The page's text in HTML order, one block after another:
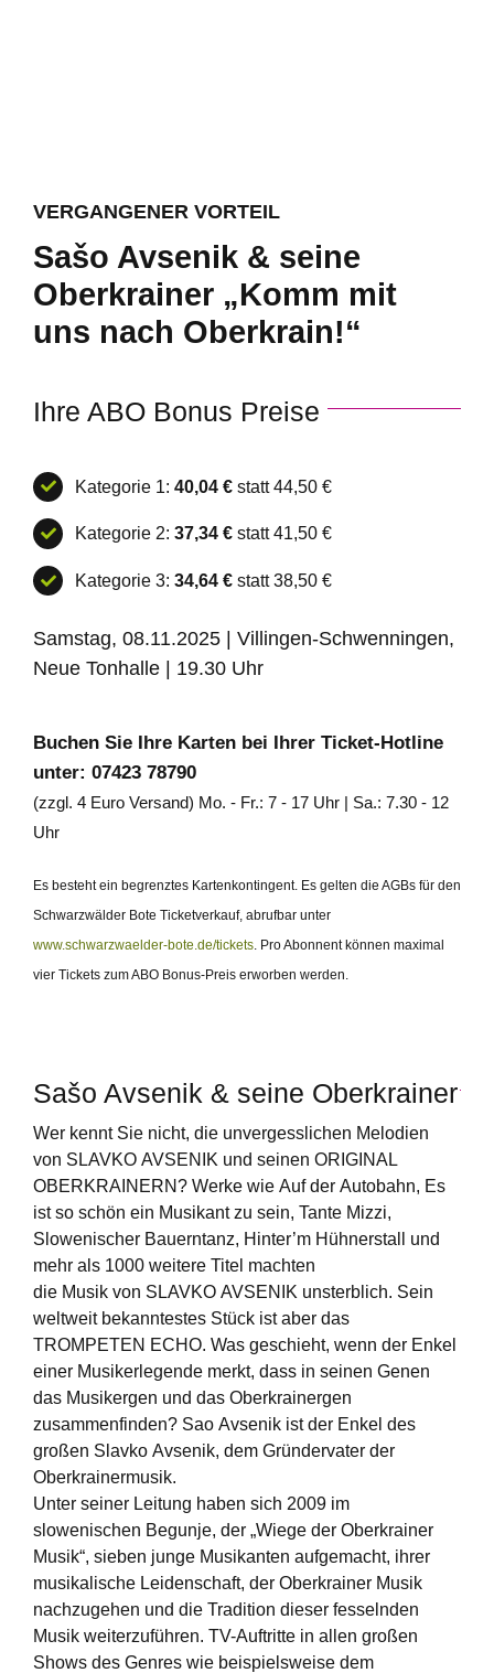
VERGANGENER VORTEIL
Sašo Avsenik & seine
Oberkrainer „Komm mit
uns nach Oberkrain!“
Ihre ABO Bonus Preise
Kategorie 1:40,04 € statt 44,50 €
Kategorie 2:37,34 € statt 41,50 €
Kategorie 3:34,64 € statt 38,50 €
Samstag, 08.11.2025 | Villingen-Schwenningen,
Neue Tonhalle | 19.30 Uhr
Buchen Sie Ihre Karten bei Ihrer Ticket-Hotline
unter: 07423 78790
(zzgl. 4 Euro Versand) Mo. - Fr.: 7 - 17 Uhr | Sa.: 7.30 - 12
Uhr
Es besteht ein begrenztes Kartenkontingent. Es gelten die AGBs für den
Schwarzwälder Bote Ticketverkauf, abrufbar unter
www.schwarzwaelder-bote.de/tickets. Pro Abonnent können maximal
vier Tickets zum ABO Bonus-Preis erworben werden.
Sašo Avsenik & seine Oberkrainer
Wer kennt Sie nicht, die unvergesslichen Melodien
von SLAVKO AVSENIK und seinen ORIGINAL
OBERKRAINERN? Werke wie Auf der Autobahn, Es
ist so schön ein Musikant zu sein, Tante Mizzi,
Slowenischer Bauerntanz, Hinter’m Hühnerstall und
mehr als 1000 weitere Titel machten
die Musik von SLAVKO AVSENIK unsterblich. Sein
weltweit bekanntestes Stück ist aber das
TROMPETEN ECHO. Was geschieht, wenn der Enkel
einer Musikerlegende merkt, dass in seinen Genen
das Musikergen und das Oberkrainergen
zusammenfinden? Sao Avsenik ist der Enkel des
großen Slavko Avsenik, dem Gründervater der
Oberkrainermusik.
Unter seiner Leitung haben sich 2009 im
slowenischen Begunje, der „Wiege der Oberkrainer
Musik“, sieben junge Musikanten aufgemacht, ihrer
musikalische Leidenschaft, der Oberkrainer Musik
nachzugehen und die Tradition dieser fesselnden
Musik weiterzuführen. TV-Auftritte in allen großen
Shows des Genres wie beispielsweise dem